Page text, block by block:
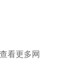
查看更多网